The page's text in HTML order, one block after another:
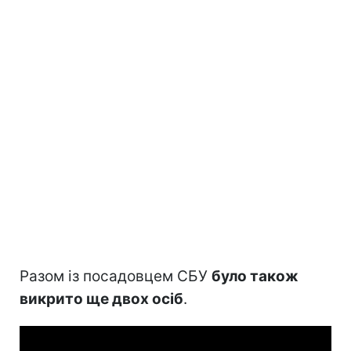
Разом із посадовцем СБУ було також
викрито ще двох осіб.